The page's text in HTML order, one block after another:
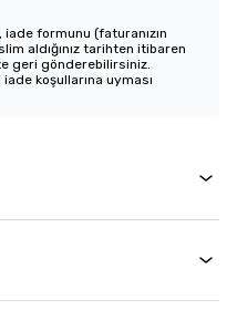
formunu (faturanızın
aldığınız tarihten itibaren
geri gönderebilirsiniz.
koşullarına uyması